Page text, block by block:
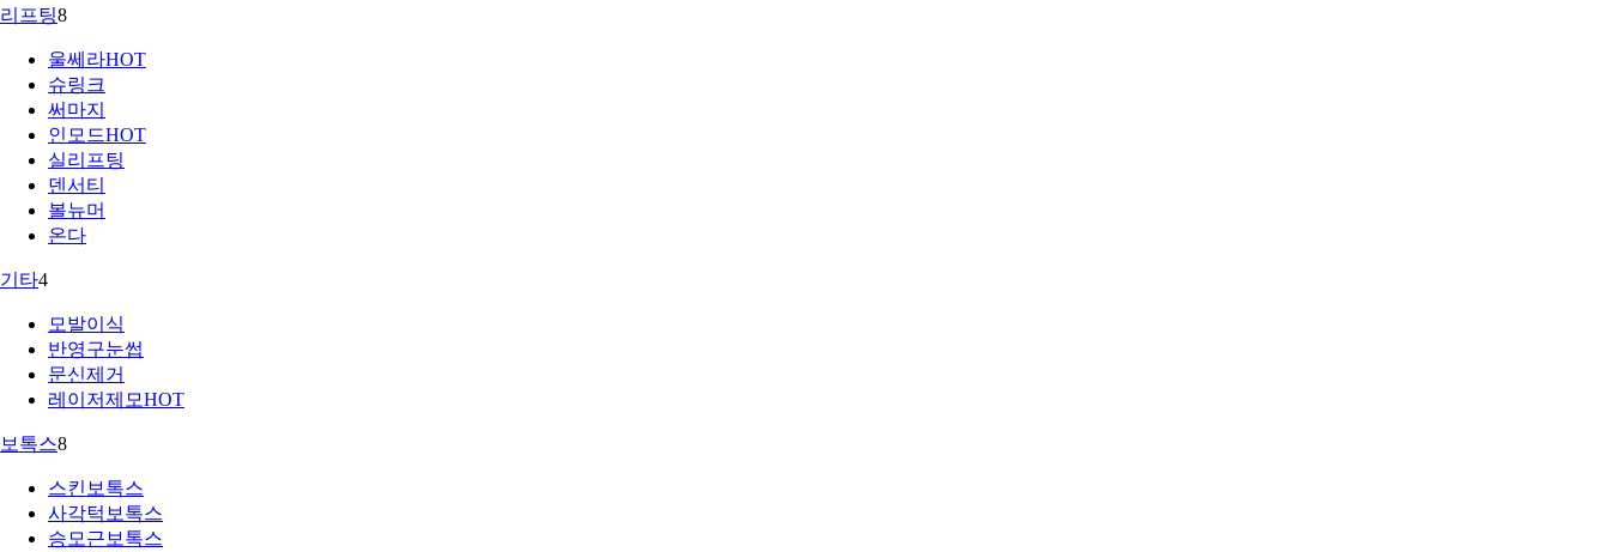
리프팅8
울쎄라HOT
슈링크
써마지
인모드HOT
실리프팅
덴서티
볼뉴머
온다
기타4
모발이식
반영구눈썹
문신제거
레이저제모HOT
보톡스8
스킨보톡스
사각턱보톡스
승모근보톡스